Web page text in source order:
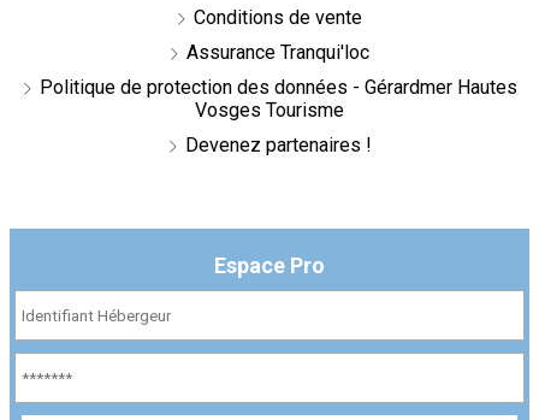
Conditions de vente
Assurance Tranqui'loc
Politique de protection des données - Gérardmer Hautes
Vosges Tourisme
Devenez partenaires !
Espace Pro